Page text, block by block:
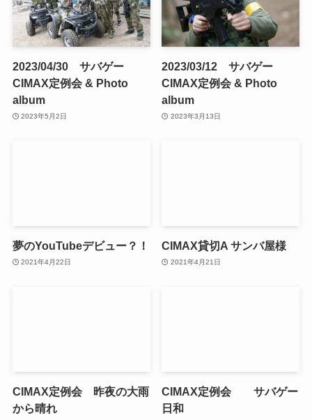
2023/04/30 サバゲー
CIMAX定例会 & Photo
album
2023年5月2日
2023/03/12 サバゲー
CIMAX定例会 & Photo
album
2023年3月13日
夢のYouTubeデビュー？！
2021年4月22日
CIMAX貸切A サンバ屋様
2021年4月21日
CIMAX定例会 昨夜の大雨
から晴れ
CIMAX定例会 サバゲー
日和